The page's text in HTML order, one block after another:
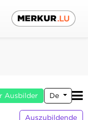
Ausbilder De
Auszubildende